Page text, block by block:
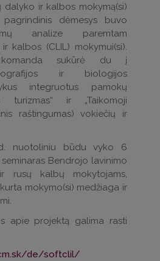
dalyko ir kalbos mokymą(si)
dėmesys buvo
analize paremtam
kalbos (CLIL) mokymui(si).
sukūrė du į
ir biologijos
integruotus pamokų
turizmas“ ir „Taikomoji
raštingumas) vokiečių ir
nuotoliniu būdu vyko 6
Bendrojo lavinimo
rusų kalbų mokytojams,
mokymo(si) medžiaga ir
apie projektą galima rasti
de/softclil/